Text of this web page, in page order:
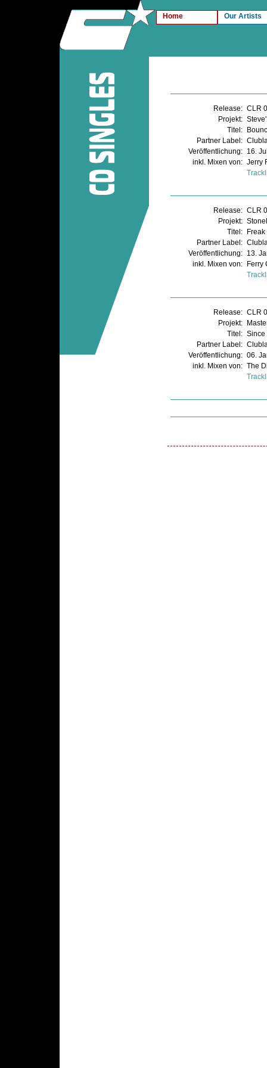
Home Our Artists
Release: CLR
Projekt:
Titel:
Partner Label:
Veröffentlichung: 16.
inkl. Mixen von: Jerry
Release: CLR
Projekt:
Titel:
Freak
Partner Label:
Veröffentlichung: 13.
inkl. Mixen von:
Ferry
Release: CLR
Projekt:
Titel: Since
Partner Label:
Veröffentlichung: 06.
inkl. Mixen von: The